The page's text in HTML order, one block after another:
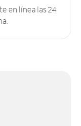
en línea las 24